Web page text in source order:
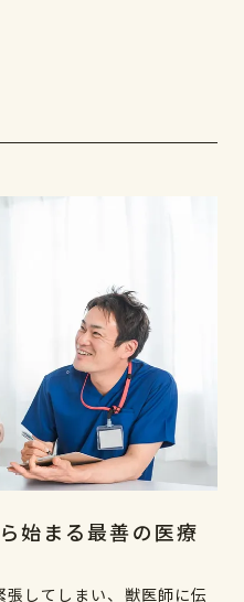
始まる最善の医療
してしまい、獣医師に伝